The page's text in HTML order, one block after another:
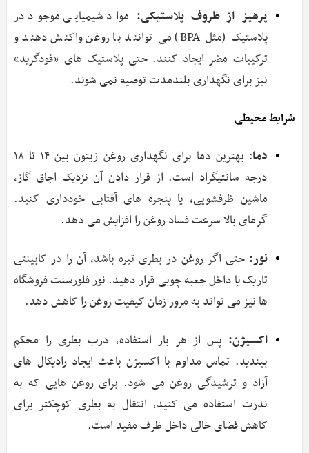
پرهیز از ظروف پلاستیکی: مواد شیمیایی موجود در
پلاستیک (مثل BPA) می‌ توانند با روغن واکنش دهند و
ترکیبات مضر ایجاد کنند. حتی پلاستیک ‌های «فودگرید»
نیز برای نگهداری بلندمدت توصیه نمی‌ شوند.
شرایط محیطی
دما
: بهترین دما برای نگهداری روغن زیتون بین ۱۴ تا ۱۸
درجه سانتیگراد است. از قرار دادن آن نزدیک اجاق گاز،
ماشین ظرفشویی، یا پنجره‌ های آفتابی خودداری کنید.
گرمای بالا سرعت فساد روغن را افزایش می‌ دهد.
نور:حتی اگر روغن در بطری تیره باشد، آن را در کابینتی
تاریک یا داخل جعبه چوبی قرار دهید. نور فلورسنت فروشگاه
‌ها نیز می ‌تواند به مرور زمان کیفیت روغن را کاهش دهد.
اکسیژن: پس از هر بار استفاده، درب بطری را محکم
ببندید. تماس مداوم با اکسیژن باعث ایجاد رادیکال‌ های
آزاد و ترشیدگی روغن می ‌شود. برای روغن‌ هایی که به
ندرت استفاده می ‌کنید، انتقال به بطری کوچکتر برای
کاهش فضای خالی داخل ظرف مفید است.